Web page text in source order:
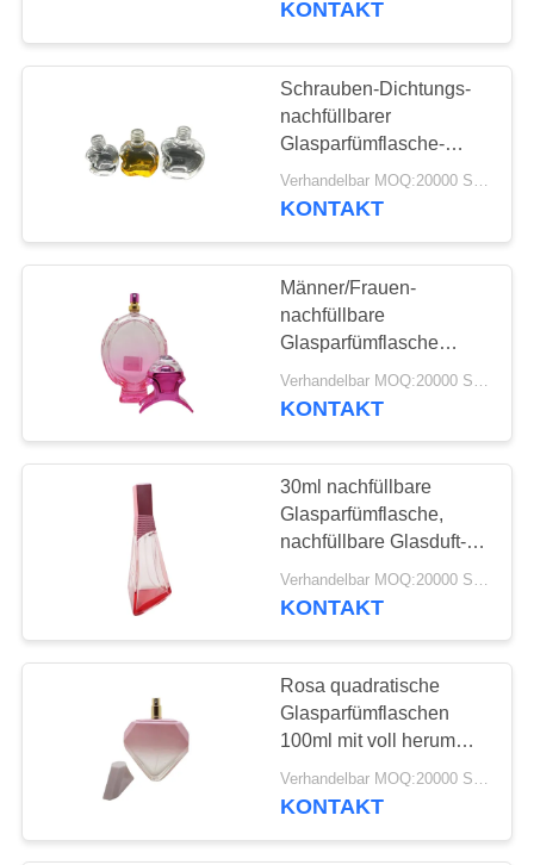
KONTAKT
Schrauben-Dichtungs-
nachfüllbarer
Glasparfümflasche-
Siebdruck-
Oberflächenbehandlung
Verhandelbar MOQ:20000 Stück
KONTAKT
Männer/Frauen-
nachfüllbare
Glasparfümflasche
fertigen Kapazität die
Farbe10-100ml
KONTAKT
30ml nachfüllbare
Glasparfümflasche,
nachfüllbare Glasduft-
Sprühflaschen
Verhandelbar MOQ:20000 Stück
KONTAKT
Rosa quadratische
Glasparfümflaschen
100ml mit voll herum
Druckoberfläche
Verhandelbar MOQ:20000 Stück
KONTAKT